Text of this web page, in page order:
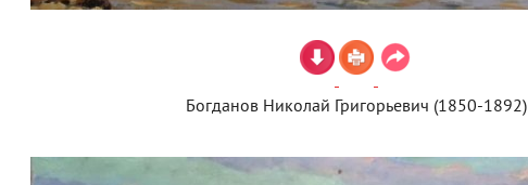
Богданов Николай Григорьевич (1850-1892)